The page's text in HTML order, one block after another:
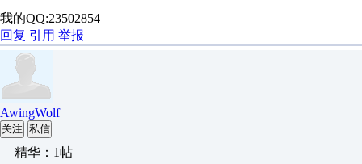
我的QQ:23502854
回复 引用 举报
AwingWolf
关注 私信
精华：1帖